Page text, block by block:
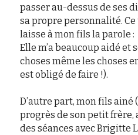
passer au-dessus de ses
sa propre personnalité. Ce
laisse à mon fils la parole :
Elle m’a beaucoup aidé et
choses même les choses
est obligé de faire !).
D’autre part, mon fils ainé
progrès de son petit frère,
des séances avec Brigitte